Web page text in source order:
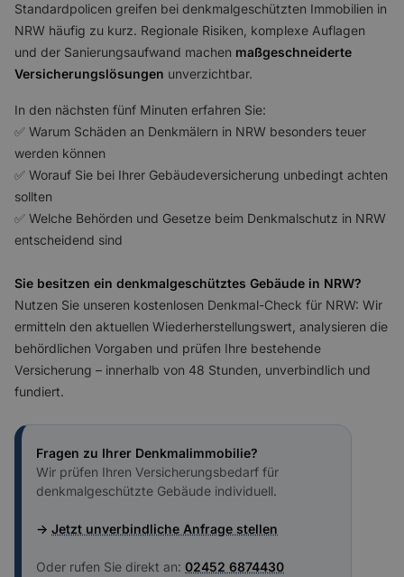
Standardpolicen greifen bei denkmalgeschützten Immobilien in
NRW häufig zu kurz. Regionale Risiken, komplexe Auflagen
und der Sanierungsaufwand machen maßgeschneiderte
Versicherungslösungen unverzichtbar.
In den nächsten fünf Minuten erfahren Sie:
✅ Warum Schäden an Denkmälern in NRW besonders teuer
werden können
✅ Worauf Sie bei Ihrer Gebäudeversicherung unbedingt achten
sollten
✅ Welche Behörden und Gesetze beim Denkmalschutz in NRW
entscheidend sind
Sie besitzen ein denkmalgeschütztes Gebäude in NRW?
Nutzen Sie unseren kostenlosen Denkmal-Check für NRW: Wir
ermitteln den aktuellen Wiederherstellungswert, analysieren die
behördlichen Vorgaben und prüfen Ihre bestehende
Versicherung – innerhalb von 48 Stunden, unverbindlich und
fundiert.
Fragen zu Ihrer Denkmalimmobilie?
Wir prüfen Ihren Versicherungsbedarf für
denkmalgeschützte Gebäude individuell.
→ Jetzt unverbindliche Anfrage stellen
Oder rufen Sie direkt an: 02452 6874430